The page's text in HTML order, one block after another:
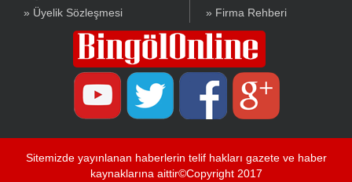
» Üyelik Sözleşmesi
» Firma Rehberi
Sitemizde yayınlanan haberlerin telif hakları gazete ve haber
kaynaklarına aittir©Copyright 2017